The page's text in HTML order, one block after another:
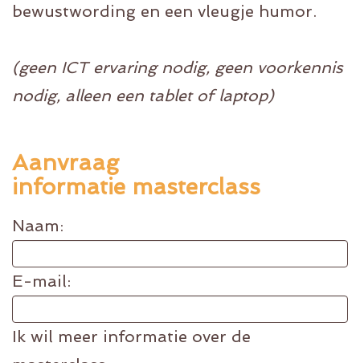
bewustwording en een vleugje humor.
(geen ICT ervaring nodig, geen voorkennis
nodig, alleen een tablet of laptop)
Aanvraag
informatie masterclass
Naam:
E-mail:
Ik wil meer informatie over de